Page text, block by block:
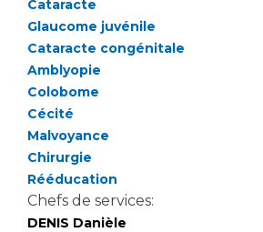
Qualité
Nos indicateurs qualité et de
Protection des données
Sécurité
Cataracte
Glaucome juvénile
Cataracte congénitale
Amblyopie
Colobome
Cécité
Malvoyance
Chirurgie
Rééducation
Chefs de services:
DENIS Danièle